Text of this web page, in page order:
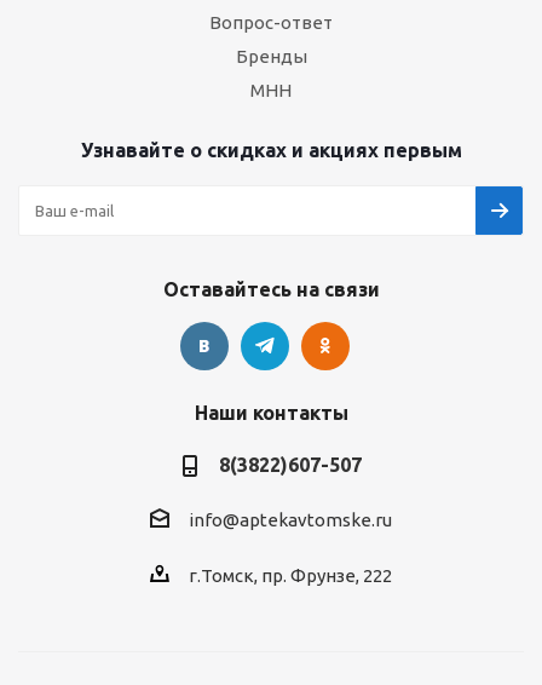
Вопрос-ответ
Бренды
МНН
Узнавайте о скидках и акциях первым
Оставайтесь на связи
Наши контакты
8(3822)607-507
info@aptekavtomske.ru
г.Томск, пр. Фрунзе, 222